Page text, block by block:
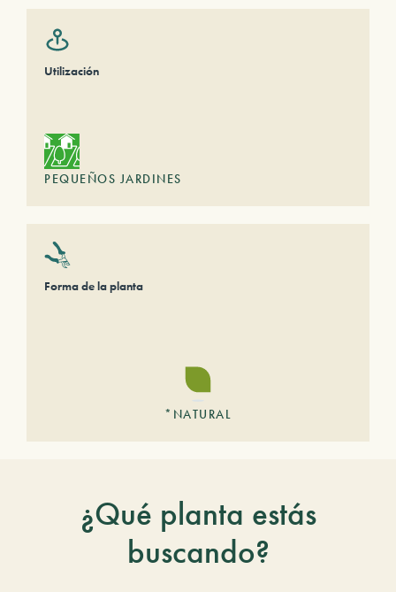
Utilización
PEQUEÑOS JARDINES
Forma de la planta
*NATURAL
¿Qué planta estás
buscando?